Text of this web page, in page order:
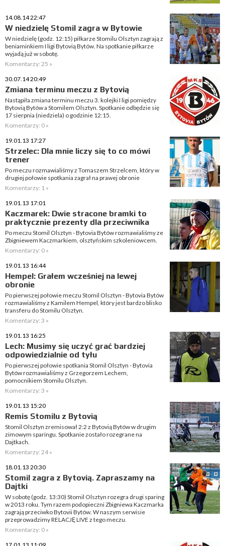
14.08.14 22:47
W niedzielę Stomil zagra w Bytowie
W niedzielę (godz. 12:15) piłkarze Stomilu Olsztyn zagrają z
beniaminkiem I ligi Bytovią Bytów. Na spotkanie piłkarze
wyjadą już w sobotę.
Komentarzy: 25 »
30.07.14 20:49
Zmiana terminu meczu z Bytovią
Nastąpiła zmiana terminu meczu 3. kolejki I ligi pomiędzy
Bytovią Bytów a Stomilem Olsztyn. Spotkanie odbędzie się
17 sierpnia (niedziela) o godzinie 12:15.
Komentarzy: 0 »
19.01.13 17:27
Strzelec: Dla mnie liczy się to co mówi
trener
Po meczu rozmawialiśmy z Tomaszem Strzelcem, który w
drugiej połowie spotkania zagrał na prawej obronie
Komentarzy: 1 »
19.01.13 17:01
Kaczmarek: Dwie stracone bramki to
praktycznie prezenty dla przeciwnika
Po meczu Stomil Olsztyn - Bytovia Bytów rozmawialiśmy ze
Zbigniewem Kaczmarkiem, olsztyńskim szkoleniowcem.
Komentarzy: 0 »
19.01.13 16:44
Hempel: Grałem wcześniej na lewej
obronie
Po pierwszej połowie meczu Stomil Olsztyn - Bytovia Bytów
rozmawialiśmy z Kamilem Hempel, który jest bardzo blisko
transferu do Stomilu Olsztyn.
Komentarzy: 3 »
19.01.13 16:25
Lech: Musimy się uczyć grać bardziej
odpowiedzialnie od tyłu
Po pierwszej połowie spotkania Stomil Olsztyn - Bytovia
Bytów rozmawialiśmy z Grzegorzem Lechem,
pomocnikiem Stomilu Olsztyn.
Komentarzy: 3 »
19.01.13 15:20
Remis Stomilu z Bytovią
Stomil Olsztyn zremisował 2:2 z Bytovią Bytów w drugim
zimowym sparingu. Spotkanie zostało rozegrane na
Dajtkach.
Komentarzy: 24 »
18.01.13 20:30
Stomil zagra z Bytovią. Zapraszamy na
Dajtki
W sobotę (godz. 13:30) Stomil Olsztyn rozegra drugi sparing
w 2013 roku. Tym razem podopieczni Zbigniewa Kaczmarka
zagrają przeciwko Bytovii Bytów. W naszym serwisie
przeprowadzimy RELACJĘ LIVE z tego meczu.
Komentarzy: 0 »